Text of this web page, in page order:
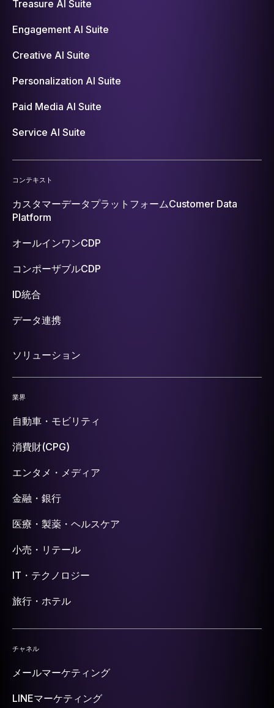
Treasure AI Suite
Engagement AI Suite
Creative AI Suite
Personalization AI Suite
Paid Media AI Suite
Service AI Suite
コンテキスト
カスタマーデータプラットフォームCustomer Data
Platform
オールインワンCDP
コンポーザブルCDP
ID統合
データ連携
ソリューション
業界
自動車・モビリティ
消費財(CPG)
エンタメ・メディア
金融・銀行
医療・製薬・ヘルスケア
小売・リテール
IT・テクノロジー
旅行・ホテル
チャネル
メールマーケティング
LINEマーケティング